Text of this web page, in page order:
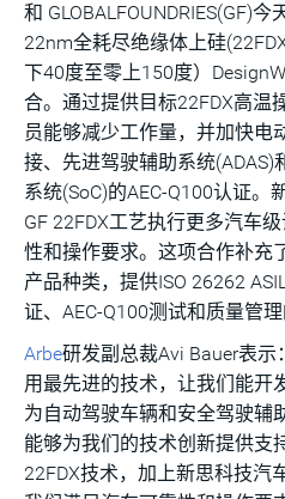
和 GLOBALFOUNDRIES(GF)
22nm全耗尽绝缘体上硅
下40度至零上150度）
合。通过提供目标22FDX高温
员能够减少工作量，并加快电
接、先进驾驶辅助系统
系统(SoC)的AEC-Q100认证。
GF 22FDX工艺执行更多汽车
性和操作要求。这项合作补充
产品种类，提供ISO 26262
证、AEC-Q100测试和质量管理
Arbe研发副总裁Avi Bauer表示
用最先进的技术，让我们能开
为自动驾驶车辆和安全驾驶辅
能够为我们的技术创新提供支
22FDX技术，加上新思科技汽